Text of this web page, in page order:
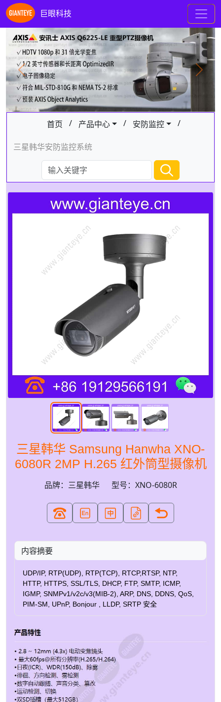
巨眼科技
Previous Next
首页 / 产品中心 / 安防监控 /
三星韩华安防监控系统
三星韩华 Samsung Hanwha XNO-
6080R 2MP H.265 红外筒型摄像机
品牌：三星韩华 型号：XNO-6080R
内容摘要
UDP/IP, RTP(UDP), RTP(TCP), RTCP,RTSP, NTP,
HTTP, HTTPS, SSL/TLS, DHCP, FTP, SMTP, ICMP,
IGMP, SNMPv1/v2c/v3(MIB-2), ARP, DNS, DDNS, QoS,
PIM-SM, UPnP, Bonjour , LLDP, SRTP 安全
口 ONVIF Profile S/G/T SUNAPI(HTTP API) Wisenet开放
10、Mac OS X 10.10、10.11、10.12 推荐的浏览器：
Google Chrome 支持的浏览器：MS Explore11、MS
Edge、Mozilla Firefox（仅限 Windows 64 位）、Apple
Safari（仅限 Mac OS X） 边缘存储 Micro
SD/SDHC/SDXC 2 插槽 512GB 内存 1024MB 内存，